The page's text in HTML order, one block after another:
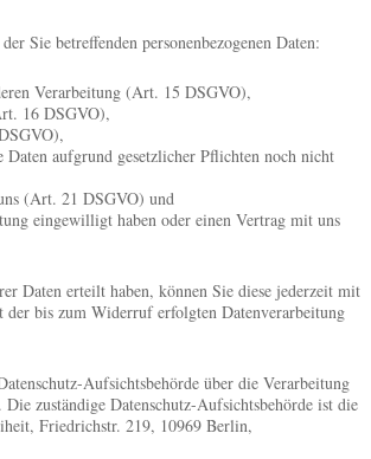
Sie betreffenden personenbezogenen Daten:
Verarbeitung (Art. 15 DSGVO),
16 DSGVO),
aufgrund gesetzlicher Pflichten noch nicht
(Art. 21 DSGVO) und
eingewilligt haben oder einen Vertrag mit uns
Daten erteilt haben, können Sie diese jederzeit mit
bis zum Widerruf erfolgten Datenverarbeitung
Aufsichtsbehörde über die Verarbeitung
zuständige Datenschutz-Aufsichtsbehörde ist die
Friedrichstr. 219, 10969 Berlin,